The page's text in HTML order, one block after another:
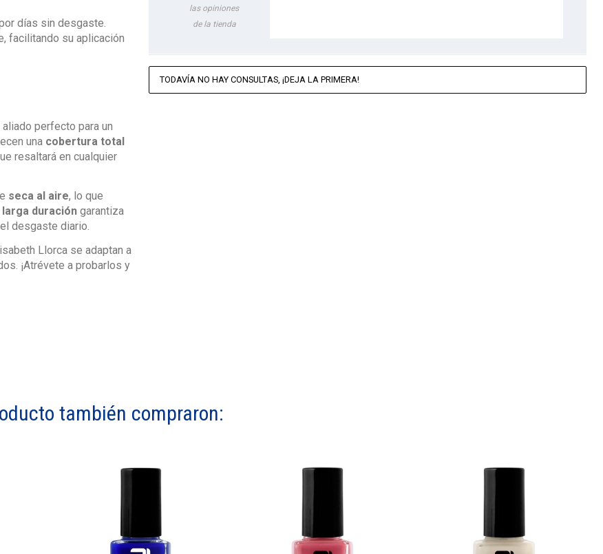
días sin desgaste.
facilitando su aplicación
perfecto para un
una cobertura total
resaltará en cualquier
seca al aire, lo que
larga duración garantiza
desgaste diario.
Llorca se adaptan a
¡Atrévete a probarlos y
las opiniones
de la tienda
TODAVÍA NO HAY CONSULTAS, ¡DEJA LA PRIMERA!
también compraron: